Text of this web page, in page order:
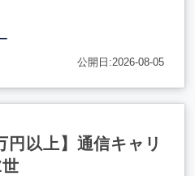
公開日:2026-08-05
円以上】通信キャリ